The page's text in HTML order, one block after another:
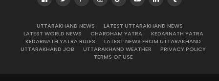
UTTARAKHAND NEWS
LATEST UTTARAKHAND NEWS
LATEST WORLD NEWS
CHARDHAM YATRA
KEDARNATH YATRA
KEDARNATH YATRA RULES
LATEST NEWS FROM UTTARAKHAND
UTTARAKHAND JOB
UTTARAKHAND WEATHER
PRIVACY POLICY
TERMS OF USE